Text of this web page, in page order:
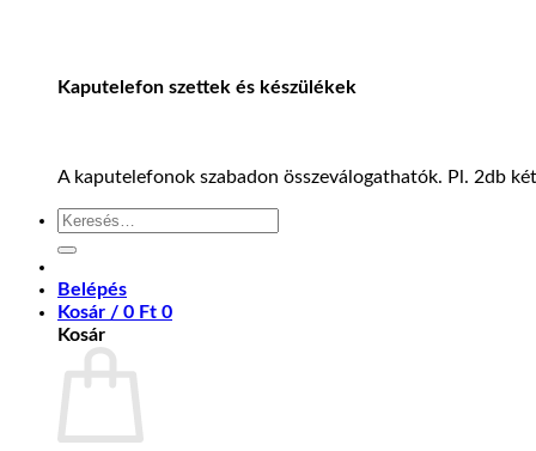
Kaputelefon szettek és készülékek
A kaputelefonok szabadon összeválogathatók. Pl. 2db
Keresés
Belépés
Kosár / 0 Ft 0
Kosár